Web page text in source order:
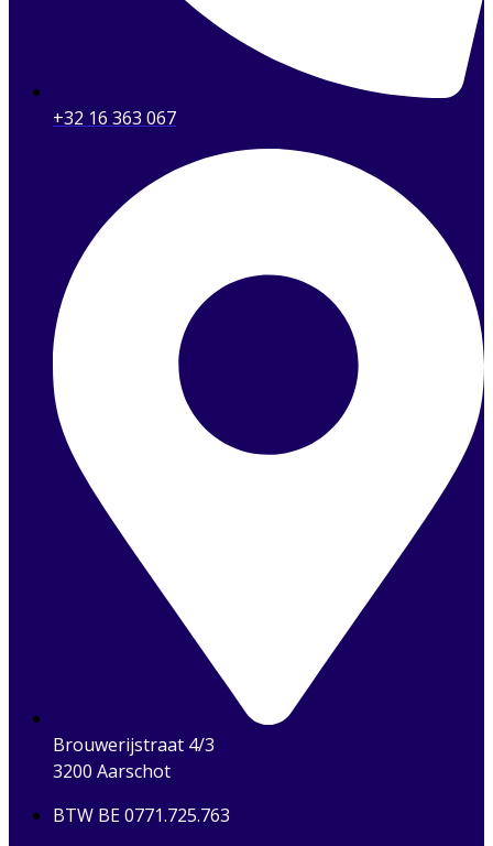
+32 16 363 067
Brouwerijstraat 4/3
3200 Aarschot
BTW BE 0771.725.763